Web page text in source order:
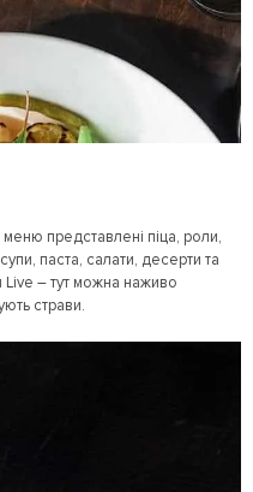
представлені піца, роли,
паста, салати, десерти та
Live – тут можна наживо
страви.